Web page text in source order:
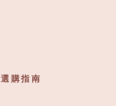
選購指南